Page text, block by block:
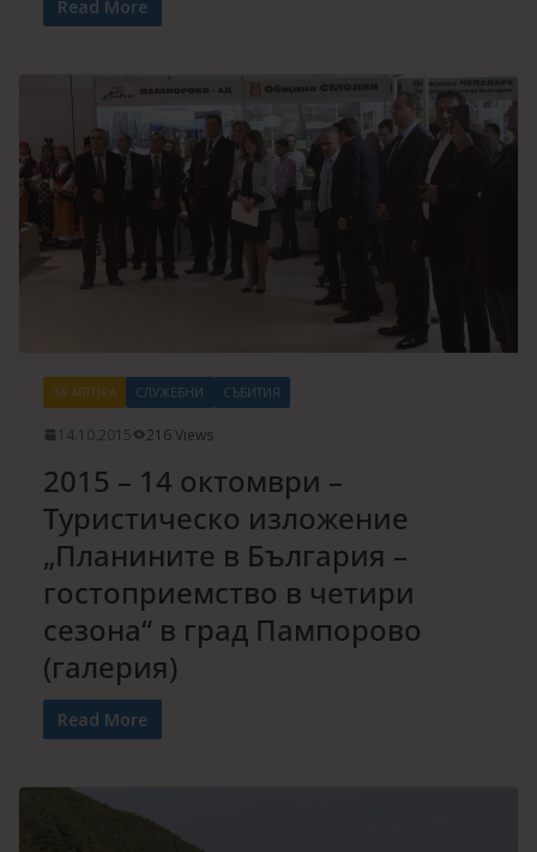
Read More
ЗА АВТОРА СЛУЖЕБНИ СЪБИТИЯ
14.10.2015 216 Views
2015 – 14 октомври –
Туристическо изложение
„Планините в България –
гостоприемство в четири
сезона“ в град Пампорово
(галерия)
Read More